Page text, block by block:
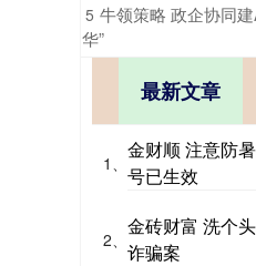
5 牛领策略 政企协同
华”
最新文章
1、
金财顺 注意防
号已生效
2、
金砖财富 洗个
诈骗案